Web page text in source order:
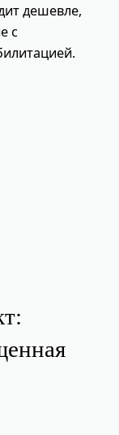
дешевле,
с